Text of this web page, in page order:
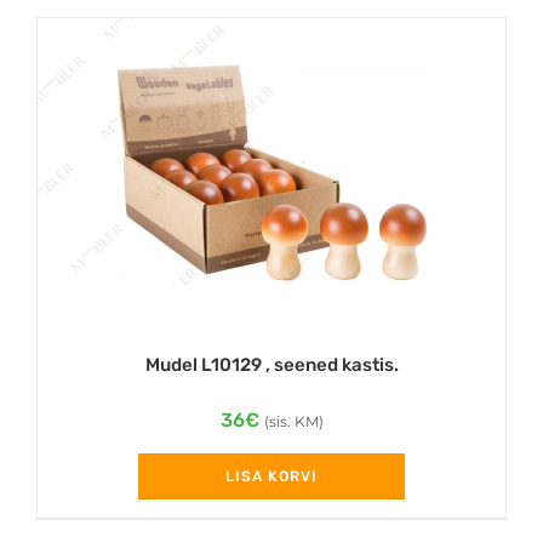
Mudel L10129 , seened kastis.
36€ (sis. KM)
LISA KORVI